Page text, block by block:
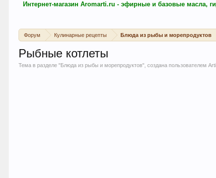
Интернет-магазин Aromarti.ru - эфирные и базовые масла,
Форум Кулинарные рецепты Блюда из рыбы и морепродуктов
Рыбные котлеты
Тема в разделе "Блюда из рыбы и морепродуктов", создана пользователемArti